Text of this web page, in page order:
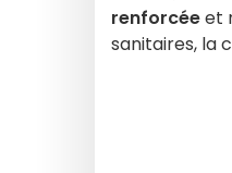
renforcéeet
sanitaires, la